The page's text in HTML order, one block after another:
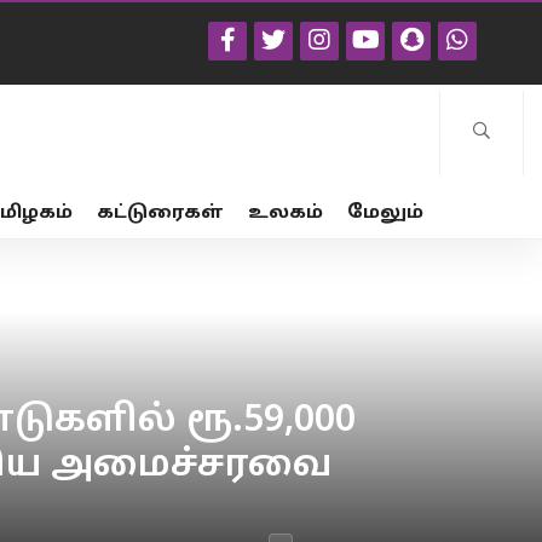
கட்டுரைகள் உலகம் மேலும்
ரூ.59,000
அமைச்சரவை